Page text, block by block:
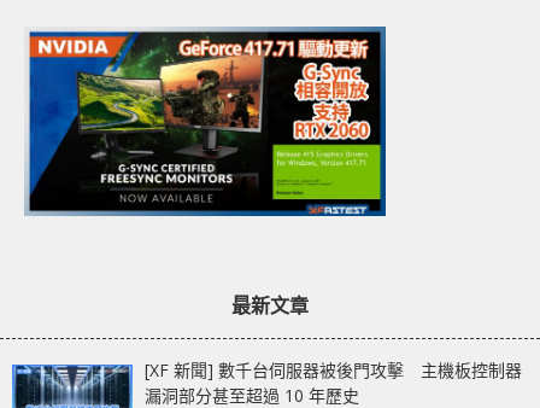
最新文章
[XF 新聞] 數千台伺服器被後門攻擊 主機板控制器
漏洞部分甚至超過 10 年歷史